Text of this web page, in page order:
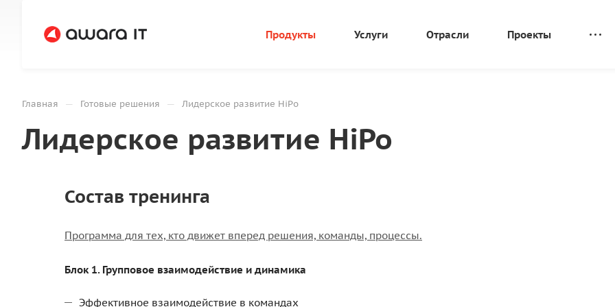
Продукты Услуги Отрасли Проекты
Главная — Готовые решения — Лидерское развитие HiPo
Лидерское развитие HiPo
Состав тренинга
Программа для тех, кто движет вперед решения, команды, процессы.
Блок 1. Групповое взаимодействие и динамика
Эффективное взаимодействие в командах